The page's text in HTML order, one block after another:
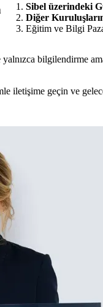
Sibel üzerindeki
Diğer
Eğitim ve Bilgi
bilgilendirme
iletişime geçin ve